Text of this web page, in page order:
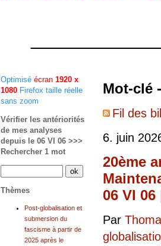
Mot-clé
Fil des
6. juin
20ème
06 VI 06
Par
Optimisé écran 1920 x
1080 Firefox taille réelle
sans zoom
Vérifier les antériorités
de mes analyses
depuis le 06 VI 06 >>>
Rechercher 1 mot
Thèmes
Post-globalisation et
submersion du
fascisme à partir de
2025 après le